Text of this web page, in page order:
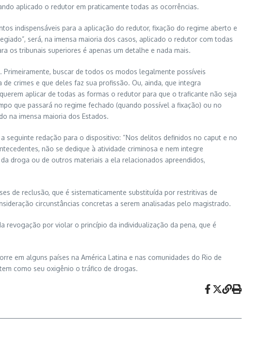
aplicado o redutor em praticamente todas as ocorrências.
indispensáveis para a aplicação do redutor, fixação do regime aberto e
será, na imensa maioria dos casos, aplicado o redutor com todas
os tribunais superiores é apenas um detalhe e nada mais.
buscar de todos os modos legalmente possíveis
crimes e que deles faz sua profissão. Ou, ainda, que integra
aplicar de todas as formas o redutor para que o traficante não seja
que passará no regime fechado (quando possível a fixação) ou no
na imensa maioria dos Estados.
seguinte redação para o dispositivo: “Nos delitos definidos no caput e no
não se dedique à atividade criminosa e nem integre
droga ou de outros materiais a ela relacionados apreendidos,
de reclusão, que é sistematicamente substituída por restritivas de
circunstâncias concretas a serem analisadas pelo magistrado.
por violar o princípio da individualização da pena, que é
em alguns países na América Latina e nas comunidades do Rio de
como seu oxigênio o tráfico de drogas.